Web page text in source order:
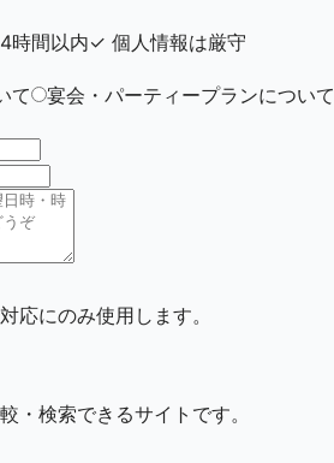
時間以内✓ 個人情報は厳守
て 宴会・パーティープランについて
応にのみ使用します。
・検索できるサイトです。